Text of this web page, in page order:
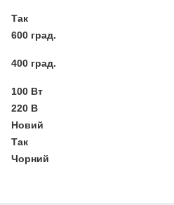
Так
600 град.
400 град.
100 Вт
220 В
Новий
Так
Чорний